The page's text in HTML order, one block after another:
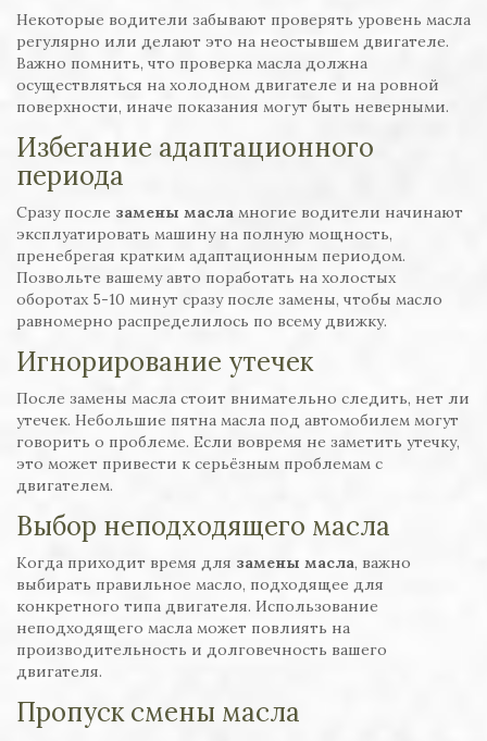
Некоторые водители забывают проверять уровень масла
регулярно или делают это на неостывшем двигателе.
Важно помнить, что проверка масла должна
осуществляться на холодном двигателе и на ровной
поверхности, иначе показания могут быть неверными.
Избегание адаптационного
периода
Сразу после замены масла многие водители начинают
эксплуатировать машину на полную мощность,
пренебрегая кратким адаптационным периодом.
Позвольте вашему авто поработать на холостых
оборотах 5-10 минут сразу после замены, чтобы масло
равномерно распределилось по всему движку.
Игнорирование утечек
После замены масла стоит внимательно следить, нет ли
утечек. Небольшие пятна масла под автомобилем могут
говорить о проблеме. Если вовремя не заметить утечку,
это может привести к серьёзным проблемам с
двигателем.
Выбор неподходящего масла
Когда приходит время для замены масла, важно
выбирать правильное масло, подходящее для
конкретного типа двигателя. Использование
неподходящего масла может повлиять на
производительность и долговечность вашего
двигателя.
Пропуск смены масла